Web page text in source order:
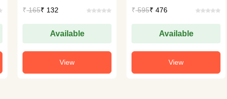
₹165₹ 132
Available
View
₹595₹ 476
Available
View